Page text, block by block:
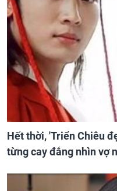
Hết thời, 'Triển Chiêu
từng cay đắng nhìn vợ